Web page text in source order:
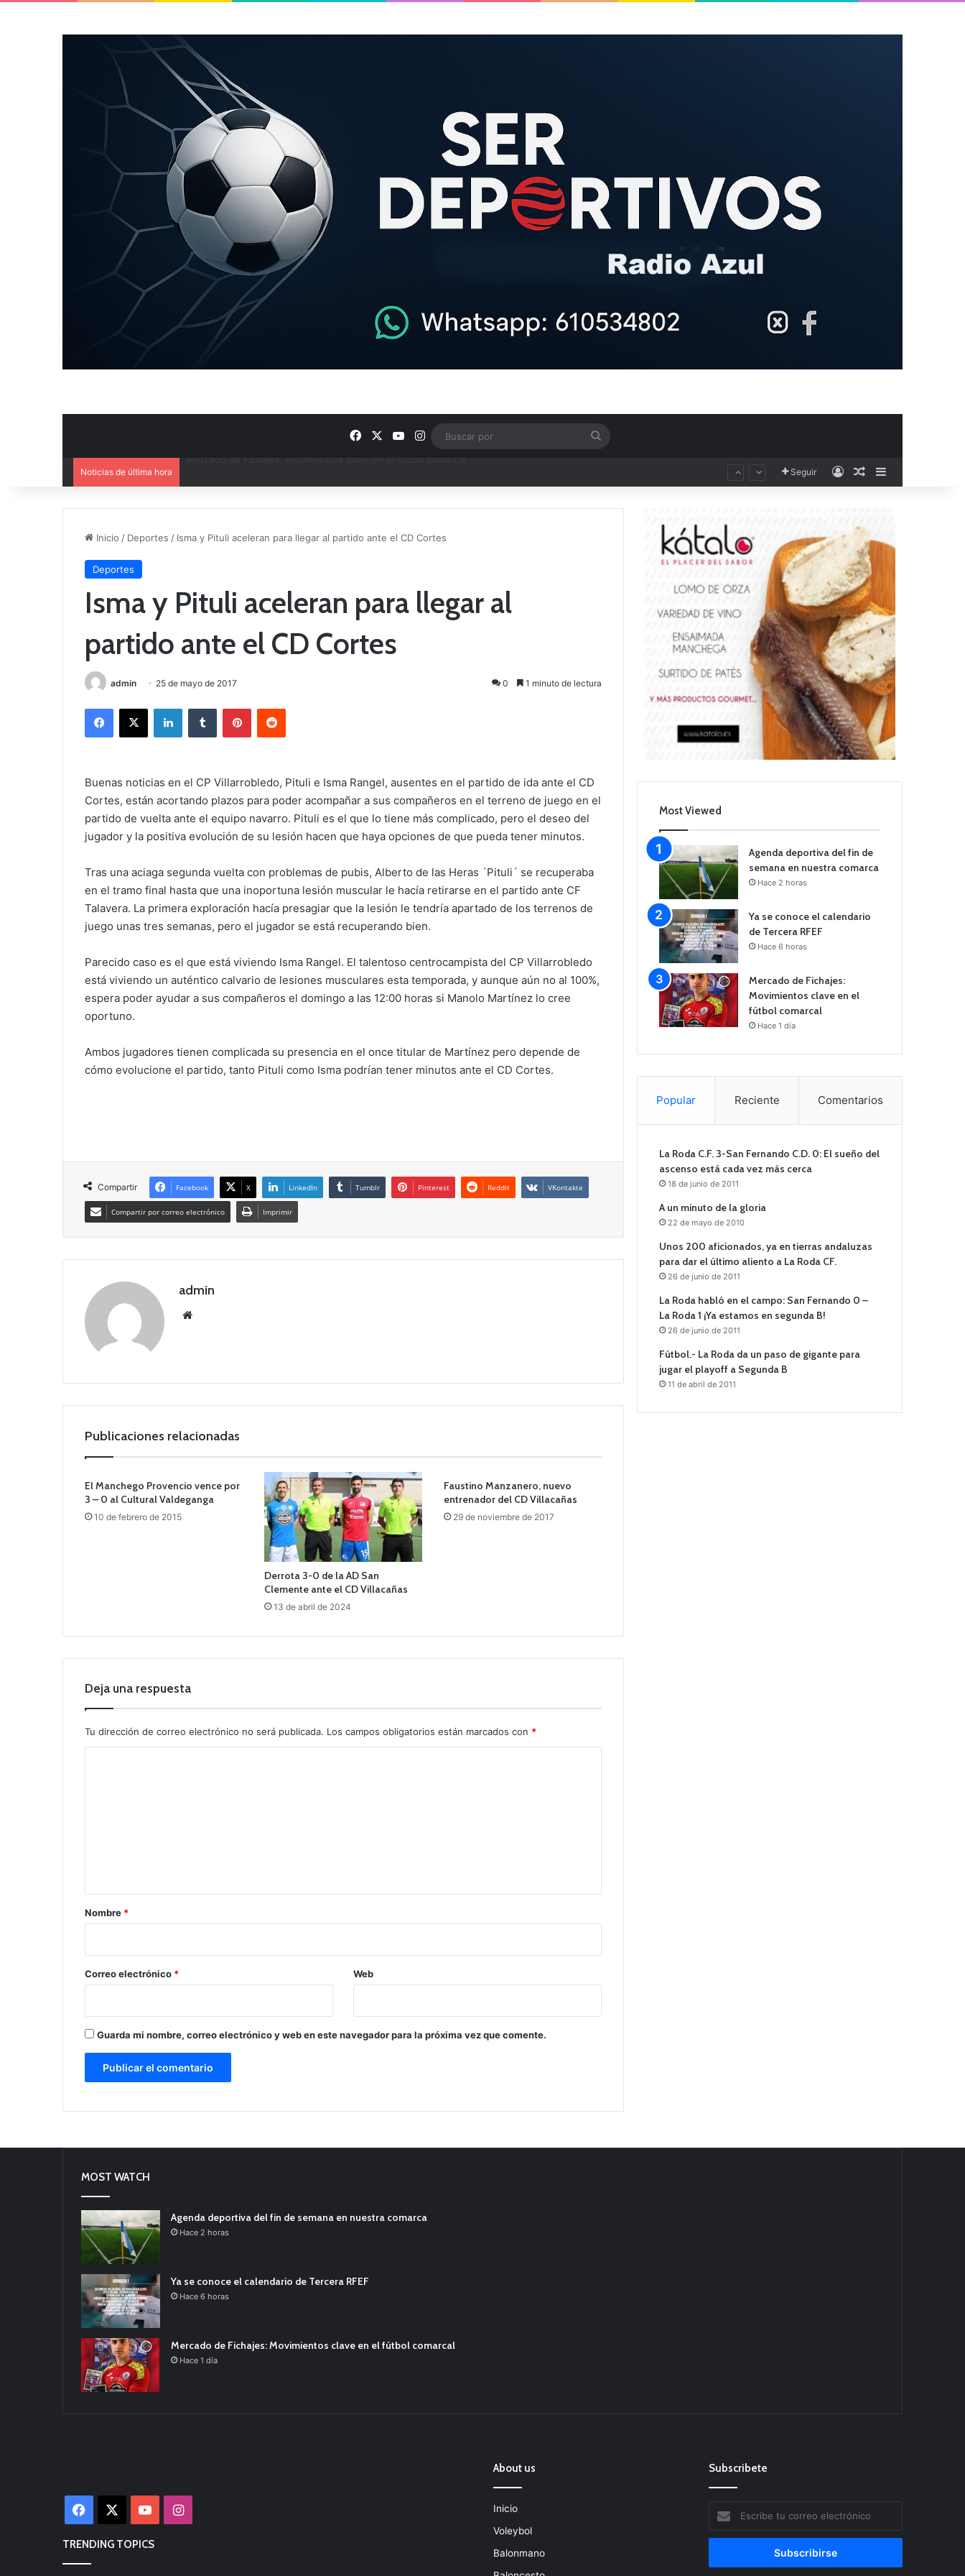
FacebookYouTube
Instagram
Noticias de última hora Seguir AccesoPublicación al
Inicio / Deportes / Isma y Pituli aceleran para llegar al partido ante el CD Cortes
Deportes
Isma y Pituli aceleran para llegar al
partido ante el CD Cortes
admin 25 de mayo de 2017 0 1 minuto de lectura
Buenas noticias en el CP Villarrobledo, Pituli e Isma Rangel, ausentes en el partido de ida ante el CD
Cortes, están acortando plazos para poder acompañar a sus compañeros en el terreno de juego en el
partido de vuelta ante el equipo navarro. Pituli es el que lo tiene más complicado, pero el deseo del
jugador y la positiva evolución de su lesión hacen que haya opciones de que pueda tener minutos.
Tras una aciaga segunda vuelta con problemas de pubis, Alberto de las Heras ´Pituli´ se recuperaba
en el tramo final hasta que una inoportuna lesión muscular le hacía retirarse en el partido ante CF
Talavera. La primera exploración hacía presagiar que la lesión le tendría apartado de los terrenos de
juego unas tres semanas, pero el jugador se está recuperando bien.
Parecido caso es el que está viviendo Isma Rangel. El talentoso centrocampista del CP Villarrobledo
está viviendo un auténtico calvario de lesiones musculares esta temporada, y aunque aún no al 100%,
espera poder ayudar a sus compañeros el domingo a las 12:00 horas si Manolo Martínez lo cree
oportuno.
Ambos jugadores tienen complicada su presencia en el once titular de Martínez pero depende de
cómo evolucione el partido, tanto Pituli como Isma podrían tener minutos ante el CD Cortes.
Compartir Facebook X LinkedIn Tumblr Pinterest Reddit VKontakte
Compartir por correo electrónico Imprimir
admin
Publicaciones relacionadas
El Manchego Provencio vence por
3 – 0 al Cultural Valdeganga
10 de febrero de 2015
Derrota 3-0 de la AD San
Clemente ante el CD Villacañas
13 de abril de 2024
Faustino Manzanero, nuevo
entrenador del CD Villacañas
29 de noviembre de 2017
Deja una respuesta
Tu dirección de correo electrónico no será publicada. Los campos obligatorios están marcados con *
r
*
Nombre *
Correo electrónico * Web
Guarda mi nombre, correo electrónico y web en este navegador para la próxima vez que comente.
Most Viewed
Agenda deportiva del fin de
semana en nuestra comarca
Hace 2 horas
Ya se conoce el calendario
de Tercera RFEF
Hace 6 horas
Mercado de Fichajes:
Movimientos clave en el
fútbol comarcal
Hace 1 día
Popular Reciente Comentarios
La Roda C.F. 3-San Fernando C.D. 0: El sueño del
ascenso está cada vez más cerca
18 de junio de 2011
A un minuto de la gloria
22 de mayo de 2010
Unos 200 aficionados, ya en tierras andaluzas
para dar el último aliento a La Roda CF.
26 de junio de 2011
La Roda habló en el campo: San Fernando 0 –
La Roda 1 ¡Ya estamos en segunda B!
26 de junio de 2011
Fútbol.- La Roda da un paso de gigante para
jugar el playoff a Segunda B
11 de abril de 2011
MOST WATCH
Agenda deportiva del fin de semana en nuestra comarca
Hace 2 horas
Ya se conoce el calendario de Tercera RFEF
Hace 6 horas
Mercado de Fichajes: Movimientos clave en el fútbol comarcal
Hace 1 día
Facebook YouTubeInstagram
TRENDING TOPICS
About us
Inicio
Voleybol
Balonmano
Subscribete
tu
correo